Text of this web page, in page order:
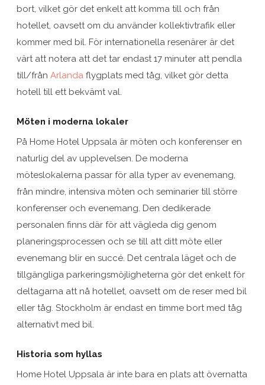
bort, vilket gör det enkelt att komma till och från
hotellet, oavsett om du använder kollektivtrafik eller
kommer med bil. För internationella resenärer är det
värt att notera att det tar endast 17 minuter att pendla
till/från Arlanda flygplats med tåg, vilket gör detta
hotell till ett bekvämt val.
Möten i moderna lokaler
På Home Hotel Uppsala är möten och konferenser en
naturlig del av upplevelsen. De moderna
möteslokalerna passar för alla typer av evenemang,
från mindre, intensiva möten och seminarier till större
konferenser och evenemang. Den dedikerade
personalen finns där för att vägleda dig genom
planeringsprocessen och se till att ditt möte eller
evenemang blir en succé. Det centrala läget och de
tillgängliga parkeringsmöjligheterna gör det enkelt för
deltagarna att nå hotellet, oavsett om de reser med bil
eller tåg. Stockholm är endast en timme bort med tåg
alternativt med bil.
Historia som hyllas
Home Hotel Uppsala är inte bara en plats att övernatta